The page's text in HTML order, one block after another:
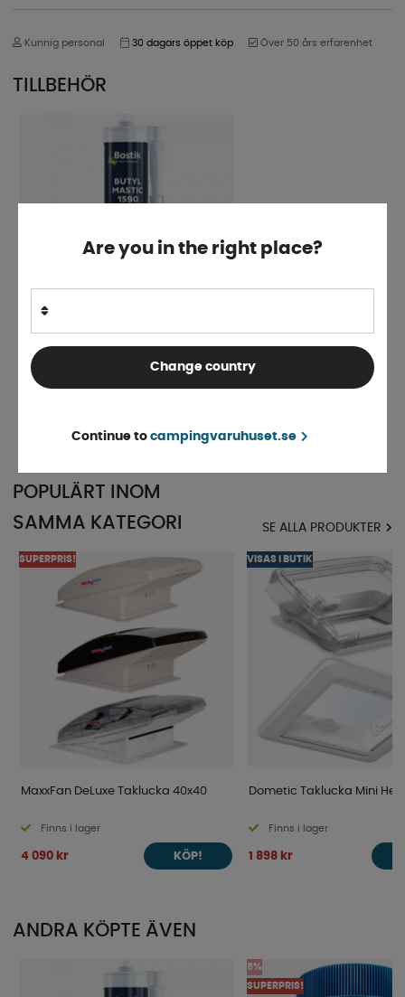
Kunnig personal 30 dagars öppet köp Över 50 års erfarenhet
TILLBEHÖR
Bostik 1590 Grå/Svart Butyl
tätningsmassa
Finns i lager
POPULÄRT INOM
SAMMA KATEGORI
SE ALLA PRODUKTER
SUPERPRIS!
MaxxFan DeLuxe Taklucka 40x40
Finns i lager
4 090 kr KÖP!
VISAS I BUTIK
Dometic Taklucka Mini Heki
Finns i lager
1 898 kr
ANDRA KÖPTE ÄVEN
5%
SUPERPRIS!
Are you in the right place?
Change country
Continue to campingvaruhuset.se